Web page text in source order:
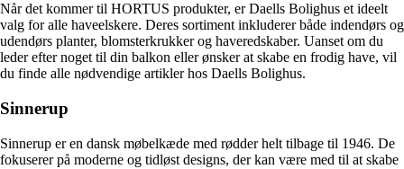
Når det kommer til HORTUS produkter, er Daells Bolighus et ideelt
valg for alle haveelskere. Deres sortiment inkluderer både indendørs og
udendørs planter, blomsterkrukker og haveredskaber. Uanset om du
leder efter noget til din balkon eller ønsker at skabe en frodig have, vil
du finde alle nødvendige artikler hos Daells Bolighus.
Sinnerup
Sinnerup er en dansk møbelkæde med rødder helt tilbage til 1946. De
fokuserer på moderne og tidløst designs, der kan være med til at skabe